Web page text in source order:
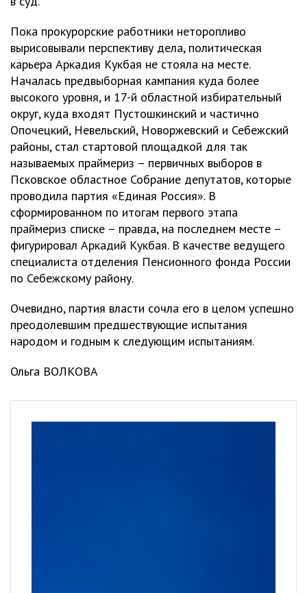
Пока прокурорские работники неторопливо
вырисовывали перспективу дела, политическая
карьера Аркадия Кукбая не стояла на месте.
Началась предвыборная кампания куда более
высокого уровня, и 17-й областной избирательный
округ, куда входят Пустошкинский и частично
Опочецкий, Невельский, Новоржевский и Себежский
районы, стал стартовой площадкой для так
называемых праймериз – первичных выборов в
Псковское областное Собрание депутатов, которые
проводила партия «Единая Россия». В
сформированном по итогам первого этапа
праймериз списке – правда, на последнем месте –
фигурировал Аркадий Кукбая. В качестве ведущего
специалиста отделения Пенсионного фонда России
по Себежскому району.
Очевидно, партия власти сочла его в целом успешно
преодолевшим предшествующие испытания
народом и годным к следующим испытаниям.
Ольга ВОЛКОВА